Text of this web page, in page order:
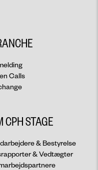
Calls
CPH STAGE
& Bestyrelse
& Vedtægter